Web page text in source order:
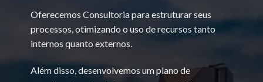
Oferecemos Consultoria para estruturar seus
processos, otimizando o uso de recursos tanto
internos quanto externos.
Além disso, desenvolvemos um plano de